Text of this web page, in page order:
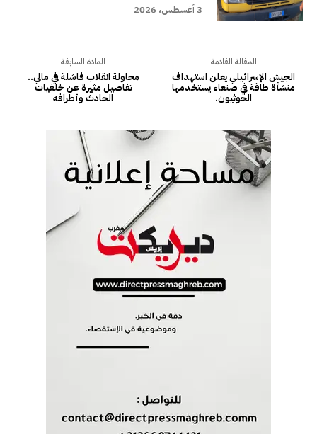
3 أغسطس، 2026
المادة السابقة
محاولة انقلاب فاشلة في مالي..
تفاصيل مثيرة عن خلفيات
الحادث وأطرافه
المقالة القادمة
الجيش الإسرائيلي يعلن استهداف
منشأة طاقة في صنعاء يستخدمها
الحوثيون.